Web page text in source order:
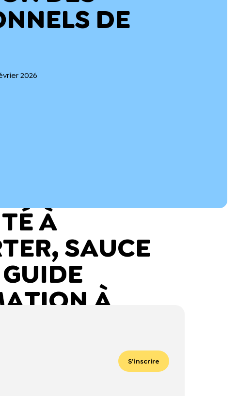
DE
2026
À
SAUCE
À
DE
S'inscrire